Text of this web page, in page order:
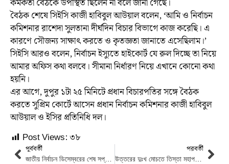
কর্মকর্তা বৈঠকে উপস্থিত ছিলেন না বলে জানা গেছে।
বৈঠক শেষে সিইসি কাজী হাবিবুল আউয়াল বলেন, ‌‌‘আমি ও নির্বাচন
কমিশনার রাশেদা সুলতানা দীর্ঘদিন বিচার বিভাগে কাজ করেছি। এ
কারণে সৌজন্য সাক্ষাৎ করতে ও কৃতজ্ঞতা জানাতে এসেছিলাম।’
সিইসি আরও বলেন, নির্বাচন ইস্যুতে হাইকোর্ট যে রুল দিচ্ছে তা নিয়ে
আমার অফিস কথা বলবে। সীমানা নির্ধারণ নিয়ে এখানে কোনো কথা
হয়নি।
এর আগে, দুপুর ১টা ২৫ মিনিটে প্রধান বিচারপতির সঙ্গে বৈঠক
করতে সুপ্রিম কোর্টে আসেন প্রধান নির্বাচন কমিশনার কাজী হাবিবুল
আউয়াল ও ইসির প্রতিনিধি দল।
Post Views:৩৮
পূর্ববর্তী
জাতীয় নির্বাচন ডিসেম্বরের শেষ সপ্তাহে বা জানুয়ারির প্রথম সপ্তাহে: সিইসি
পরবর্তী
উত্তরের দুঃখ মোচতে তিস্তা মহাপরিকল্পনা বাস্তবায়ন করা হবে, রংপুরে আর মঙ্গা হবে না: প্রধানমন্ত্রী